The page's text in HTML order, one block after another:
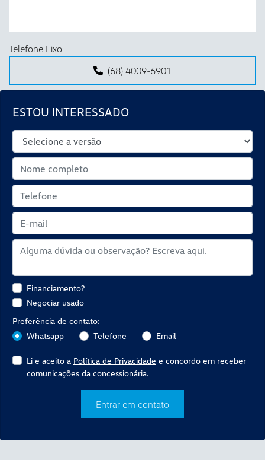
ESTOU INTERESSADO
Financiamento?
Negociar usado
Preferência de contato:
Whatsapp
Telefone Email
Li e aceito a Política de Privacidade e concordo em receber
comunicações da concessionária.
Entrar em contato
Telefone Fixo
(68) 4009-6901